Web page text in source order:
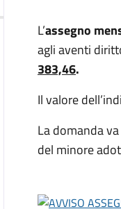
L’assegno
agli aventi
383,46.
Il valore
La domanda
del minore